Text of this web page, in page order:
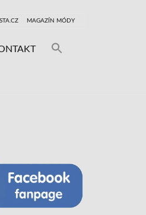
MAGAZÍN MÓDY